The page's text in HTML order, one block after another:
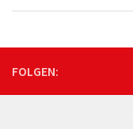
FOLGEN: